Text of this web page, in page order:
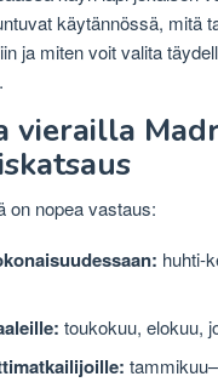
käytännössä, mitä
ja miten voit valita
vierailla
on nopea vastaus:
huhti-
toukokuu, elokuu,